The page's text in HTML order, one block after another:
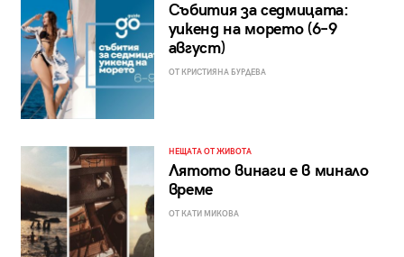
Събития за седмицата:
уикенд на морето (6–9
август)
ОТ КРИСТИЯНА БУРДЕВА
НЕЩАТА ОТ ЖИВОТА
Лятото винаги е в минало
време
ОТ КАТИ МИКОВА